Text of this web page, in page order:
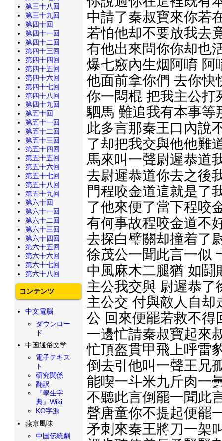
中請了秦叔寶來你若
若怕他却不要放我去
有他出來問你你却也
爆七竅內生烟阿唷 阿
他面前拿你們 去你快
你一悶棍 把我主公打
駟馬 難追我有本事等
此多言那秦王口內說
了却把我交與他他難
馬來叫一聲尉遲恭道
去尉遲恭道你去之後
門程咬金道這就是了
了他來便了當下程咬
有何事故程咬金道不
去探白璧關却撞着了
徐茂公一聞此言一似
中風麻木二腿猶 如鬪
主公我交與 尉遲恭了
主公交 付與敵人自却
公 回來便罷若救不得
一邊忙請秦叔寶起來
忙頂盔貫甲飛上呼雷
倒去引他叫一聲王兄
能喫一斗米九斤肉一
不聽此言倒罷一聞此
聲唐童你不提起便罷
矛刺來秦王將刀一架
第三十八回
第三十九回
第四十回
第四十一回
第四十二回
第四十三回
第四十四回
第四十五回
第四十六回
第四十七回
第四十八回
第四十九回
第五十回
第五十一回
第五十二回
第五十三回
第五十四回
第五十五回
第五十六回
第五十七回
第五十八回
第五十九回
第六十回
第六十一回
第六十二回
第六十三回
第六十四回
第六十五回
第六十六回
第六十七回
第六十八回
コンテンツ
中文電脳
ダウンロー
ド
中国通俗文学
電子テキス
ト
研究関係
翻訳
『學生字
典』Wiki
KO字源
燕京風味
中国伝統劇